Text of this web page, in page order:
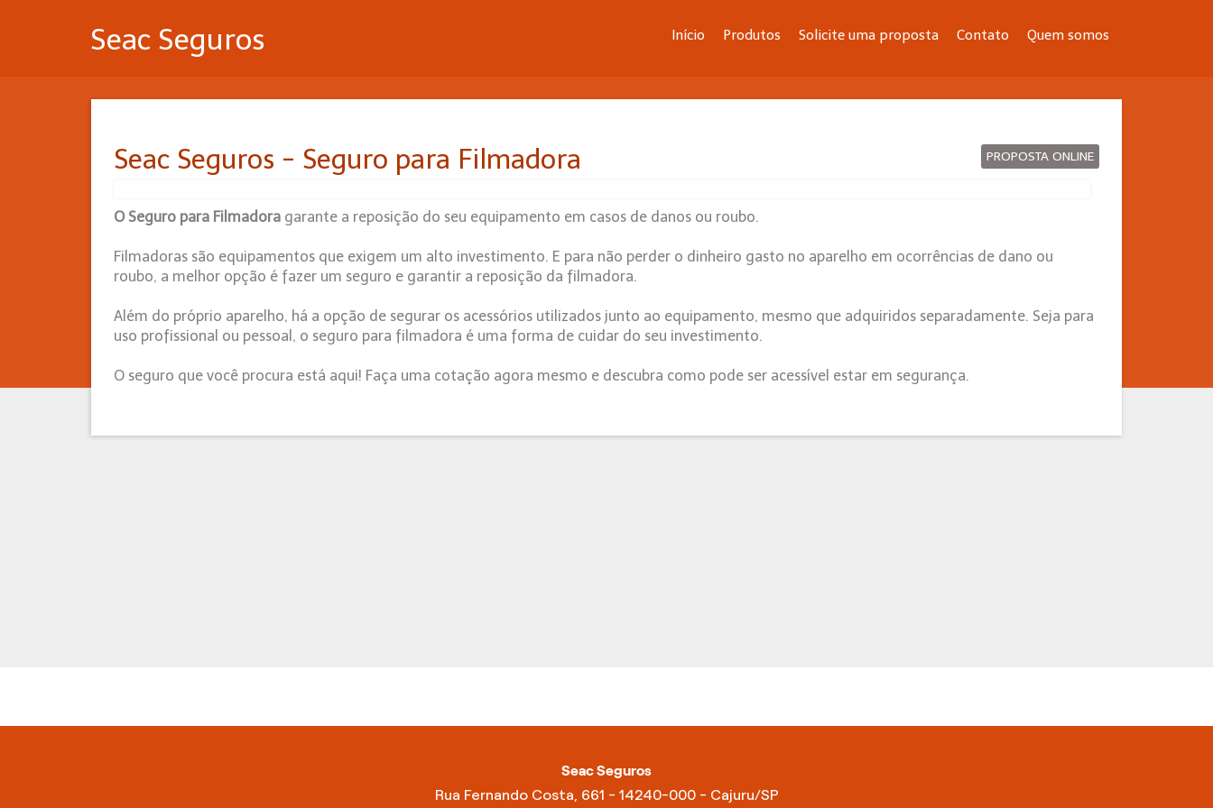
Seac Seguros Início Produtos Solicite uma proposta Contato Quem somos
PROPOSTA ONLINE
Seac Seguros - Seguro para Filmadora
O Seguro para Filmadora garante a reposição do seu equipamento em casos de danos ou roubo.
Filmadoras são equipamentos que exigem um alto investimento. E para não perder o dinheiro gasto no aparelho em ocorrências de dano ou
roubo, a melhor opção é fazer um seguro e garantir a reposição da filmadora.
Além do próprio aparelho, há a opção de segurar os acessórios utilizados junto ao equipamento, mesmo que adquiridos separadamente. Seja para
uso profissional ou pessoal, o seguro para filmadora é uma forma de cuidar do seu investimento.
O seguro que você procura está aqui! Faça uma cotação agora mesmo e descubra como pode ser acessível estar em segurança.
Seac Seguros
Rua Fernando Costa, 661 - 14240-000 - Cajuru/SP